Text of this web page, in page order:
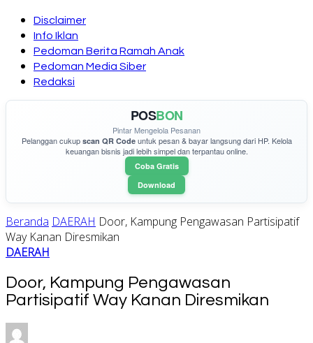
Disclaimer
Info Iklan
Pedoman Berita Ramah Anak
Pedoman Media Siber
Redaksi
POSBON
Pintar Mengelola Pesanan
Pelanggan cukup scan QR Codeuntuk pesan & bayar langsung dari HP. Kelola
keuangan bisnis jadi lebih simpel dan terpantau online.
Coba Gratis
Download
Beranda DAERAH Door, Kampung Pengawasan Partisipatif
Way Kanan Diresmikan
DAERAH
Door, Kampung Pengawasan
Partisipatif Way Kanan Diresmikan